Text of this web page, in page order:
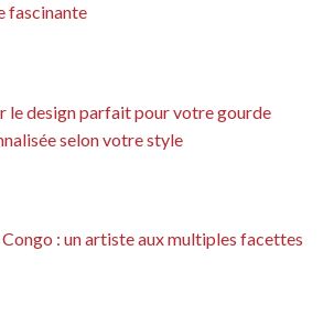
fascinante
le design parfait pour votre gourde
selon votre style
: un artiste aux multiples facettes